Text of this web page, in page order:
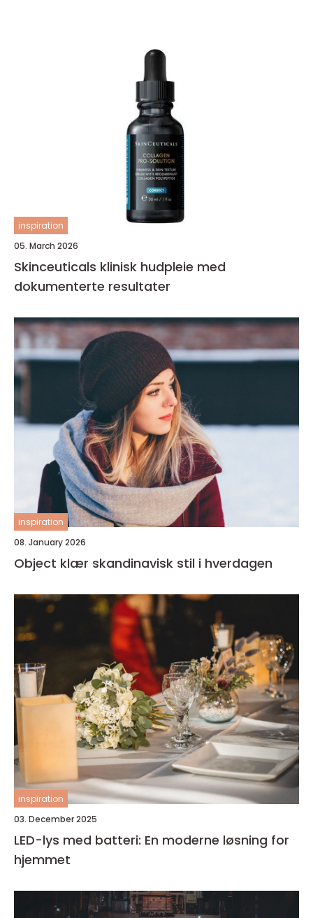
inspiration
05. March 2026
Skinceuticals klinisk hudpleie med
dokumenterte resultater
inspiration
08. January 2026
Object klær skandinavisk stil i hverdagen
inspiration
03. December 2025
LED-lys med batteri: En moderne løsning for
hjemmet